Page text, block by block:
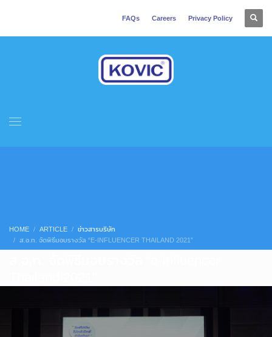
FAQs Careers Privacy Policy
HOME ARTICLE
ข่าวสารบริษัท
ส.อ.ท. จัดพิธีมอบรางวัล “E-INFLUENCER THAILAND 2021”